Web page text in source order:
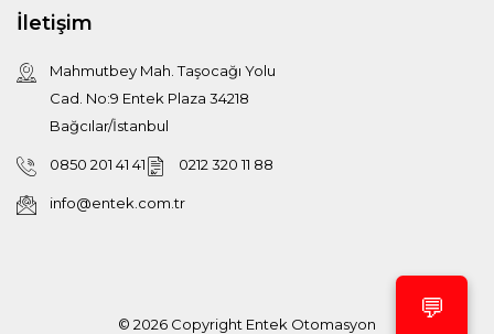
İletişim
Mahmutbey Mah. Taşocağı Yolu
Cad. No:9 Entek Plaza 34218
Bağcılar/İstanbul
0850 201 41 41 0212 320 11 88
info@entek.com.tr
© 2026 Copyright Entek Otomasyon 💬